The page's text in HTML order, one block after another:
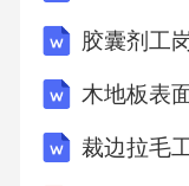
A.减少冷却水
B.增加冷却水
胶囊剂工
裁边拉毛